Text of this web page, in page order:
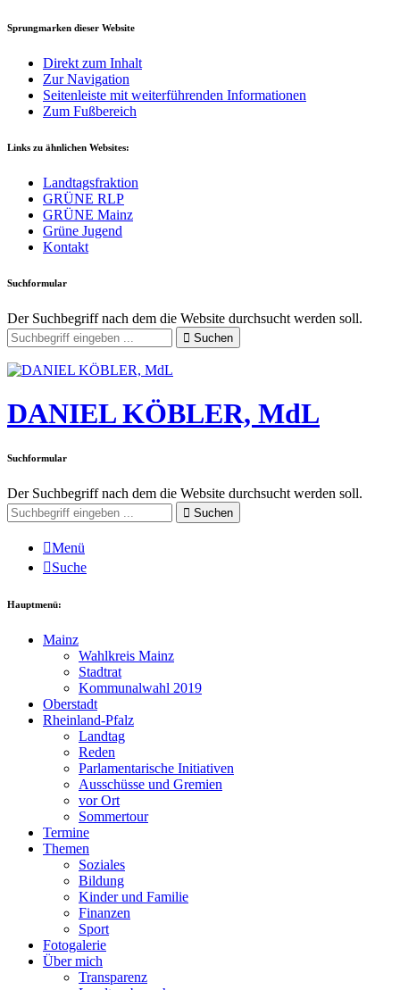
Sprungmarken dieser Website
Direkt zum Inhalt
Zur Navigation
Seitenleiste mit weiterführenden Informationen
Zum Fußbereich
Links zu ähnlichen Websites:
Landtagsfraktion
GRÜNE RLP
GRÜNE Mainz
Grüne Jugend
Kontakt
Suchformular
Der Suchbegriff nach dem die Website durchsucht werden soll.
Suchen
DANIEL KÖBLER, MdL
Suchformular
Der Suchbegriff nach dem die Website durchsucht werden soll.
Suchen
Menü
Suche
Hauptmenü:
Mainz
Wahlkreis Mainz
Stadtrat
Kommunalwahl 2019
Oberstadt
Rheinland-Pfalz
Landtag
Reden
Parlamentarische Initiativen
Ausschüsse und Gremien
vor Ort
Sommertour
Termine
Themen
Soziales
Bildung
Kinder und Familie
Finanzen
Sport
Fotogalerie
Über mich
Transparenz